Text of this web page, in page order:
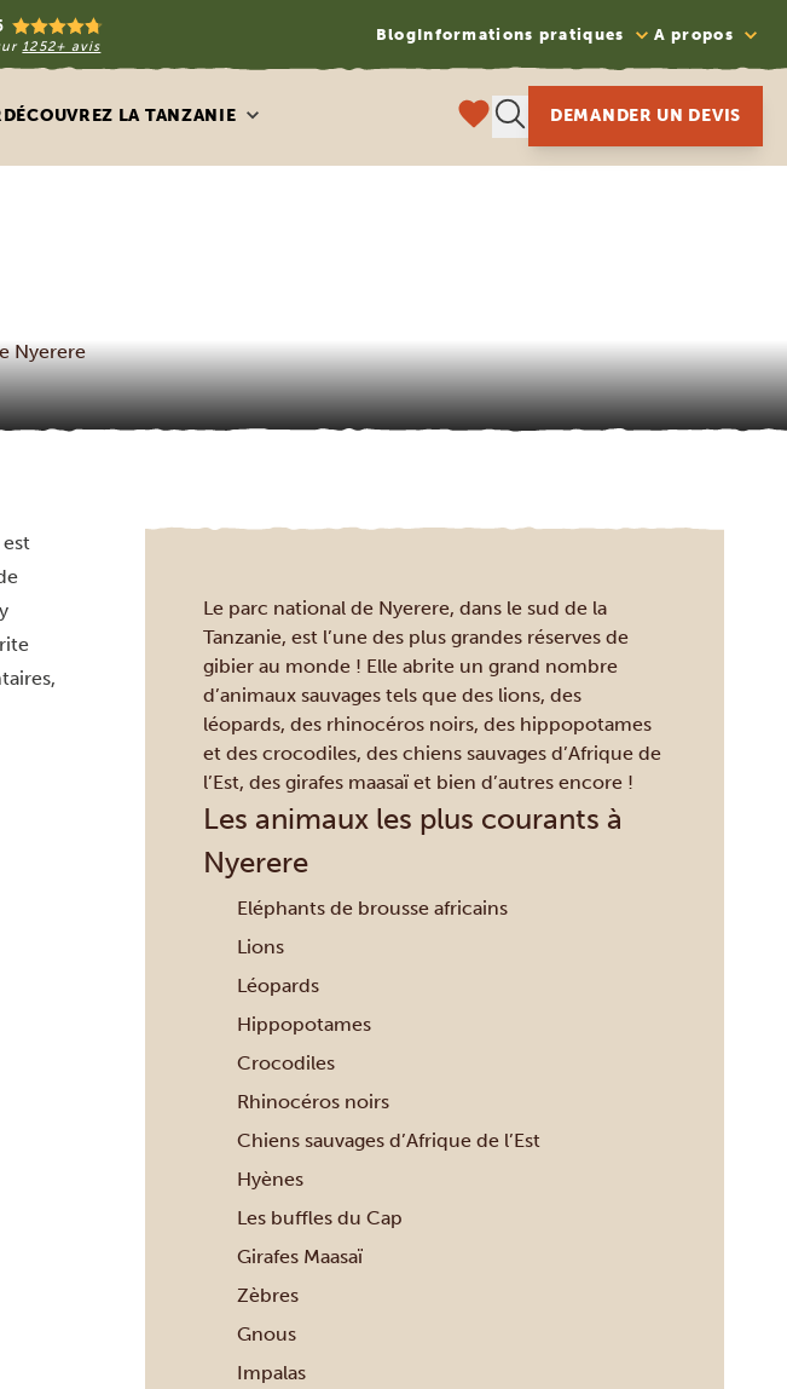
1252+ avis
BlogInformations pratiques A propos
DÉCOUVREZ LA TANZANIE DEMANDER UN DEVIS
Nyerere
Le parc national de Nyerere, dans le sud de la
Tanzanie, est l’une des plus grandes réserves de
gibier au monde ! Elle abrite un grand nombre
d’animaux sauvages tels que des lions, des
léopards, des rhinocéros noirs, des hippopotames
et des crocodiles, des chiens sauvages d’Afrique de
l’Est, des girafes maasaï et bien d’autres encore !
Les animaux les plus courants à
Nyerere
Eléphants de brousse africains
Lions
Léopards
Hippopotames
Crocodiles
Rhinocéros noirs
Chiens sauvages d’Afrique de l’Est
Hyènes
Les buffles du Cap
Girafes Maasaï
Zèbres
Gnous
Impalas